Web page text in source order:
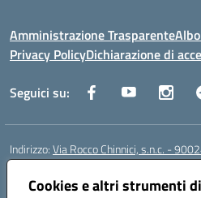
Cookies e altri strumenti
Amministrazione Trasparente
Privacy PolicyDichiarazione di
Seguici su:
Indirizzo:Via Rocco Chinnici, s.n.c. -
Centralino:
Posta elettronica certificata (PEC):